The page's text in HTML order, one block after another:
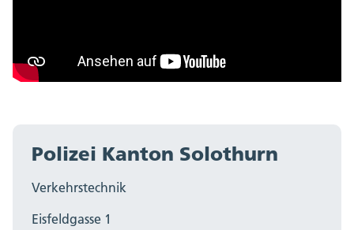
Polizei Kanton Solothurn
Verkehrstechnik
Eisfeldgasse 1